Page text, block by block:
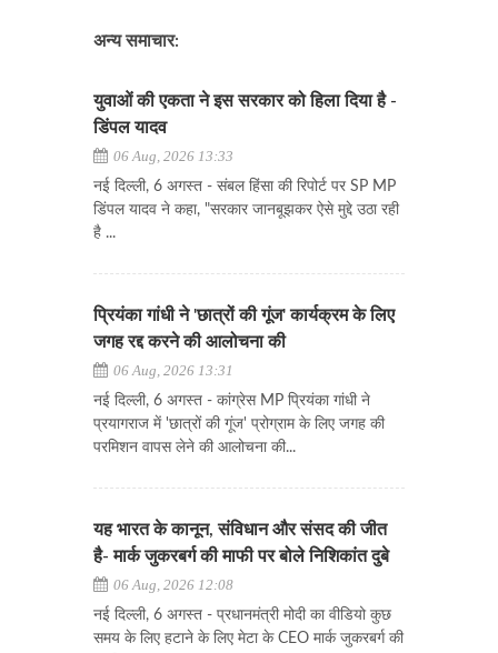
अन्य समाचार:
युवाओं की एकता ने इस सरकार को हिला दिया है -
डिंपल यादव
06 Aug, 2026 13:33
नई दिल्ली, 6 अगस्त - संबल हिंसा की रिपोर्ट पर SP MP
डिंपल यादव ने कहा, "सरकार जानबूझकर ऐसे मुद्दे उठा रही
है ...
प्रियंका गांधी ने 'छात्रों की गूंज' कार्यक्रम के लिए
जगह रद्द करने की आलोचना की
06 Aug, 2026 13:31
नई दिल्ली, 6 अगस्त - कांग्रेस MP प्रियंका गांधी ने
प्रयागराज में 'छात्रों की गूंज' प्रोग्राम के लिए जगह की
परमिशन वापस लेने की आलोचना की...
यह भारत के कानून, संविधान और संसद की जीत
है- मार्क जुकरबर्ग की माफी पर बोले निशिकांत दुबे
06 Aug, 2026 12:08
नई दिल्ली, 6 अगस्त - प्रधानमंत्री मोदी का वीडियो कुछ
समय के लिए हटाने के लिए मेटा के CEO मार्क जुकरबर्ग की